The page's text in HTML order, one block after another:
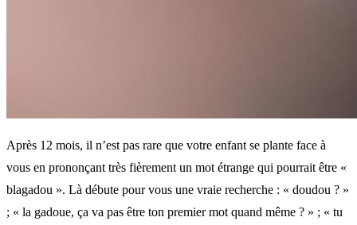
Après 12 mois, il n’est pas rare que votre enfant se plante face à
vous en prononçant très fièrement un mot étrange qui pourrait être «
blagadou ». Là débute pour vous une vraie recherche : « doudou ? »
; « la gadoue, ça va pas être ton premier mot quand même ? » ; « tu